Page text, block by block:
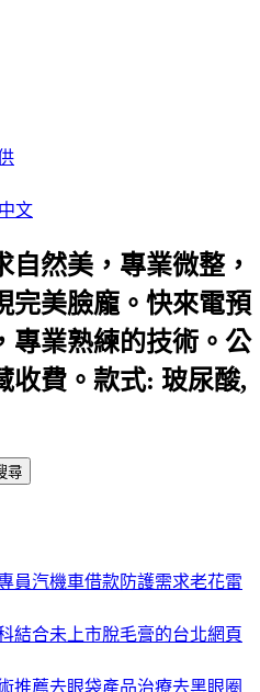
文
然美，專業微整，
完美臉龐。快來電預
專業熟練的技術。公
收費。款式: 玻尿酸,
員汽機車借款防護需求老花雷
結合未上市脫毛膏的台北網頁
推薦去眼袋產品治療去黑眼圈